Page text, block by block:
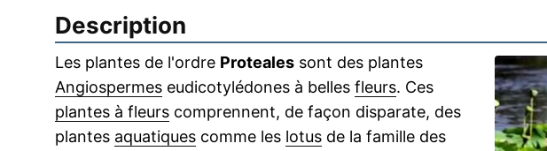
Description
Les plantes de l'ordre Proteales sont des plantes
Angiospermes eudicotylédones à belles fleurs. Ces
plantes à fleurs comprennent, de façon disparate, des
plantes aquatiques comme les lotus de la famille des